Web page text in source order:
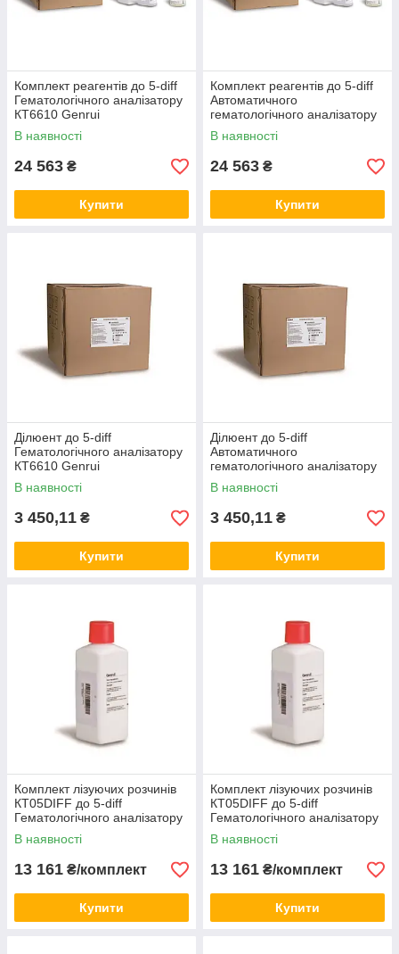
Комплект реагентів до 5-diff
Гематологічного аналізатору
КТ6610 Genrui
В наявності
24 563 ₴
Купити
Комплект реагентів до 5-diff
Автоматичного
гематологічного аналізатору
КТ8000 Genrui
В наявності
24 563 ₴
Купити
Ділюент до 5-diff
Гематологічного аналізатору
КТ6610 Genrui
В наявності
3 450,11 ₴
Купити
Ділюент до 5-diff
Автоматичного
гематологічного аналізатору
КТ8000 Genrui
В наявності
3 450,11 ₴
Купити
Комплект лізуючих розчинів
КТ05DIFF до 5-diff
Гематологічного аналізатору
КТ8000 Genrui 4 шт
В наявності
13 161 ₴/комплект
Купити
Комплект лізуючих розчинів
КТ05DIFF до 5-diff
Гематологічного аналізатору
КТ6610 Genrui 4 шт
В наявності
13 161 ₴/комплект
Купити